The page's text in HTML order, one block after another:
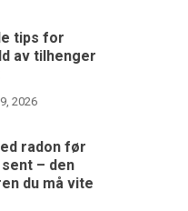
tips for
av tilhenger
2026
radon før
– den
du må vite